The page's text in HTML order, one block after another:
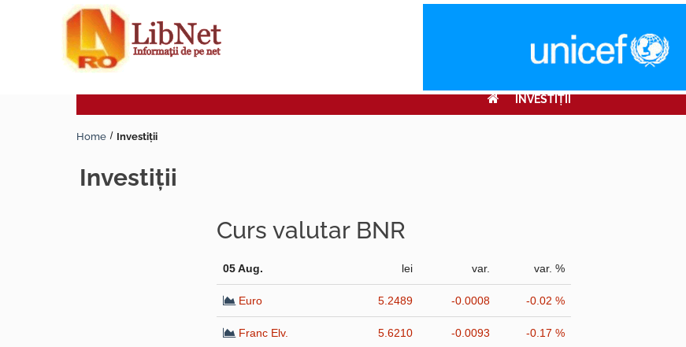
INVESTIŢII
Home Investiţii
investiţii
Curs valutar BNR
05 Aug. lei var. var. %
Euro 5.2489 -0.0008 -0.02 %
Franc Elv. 5.6210 -0.0093 -0.17 %